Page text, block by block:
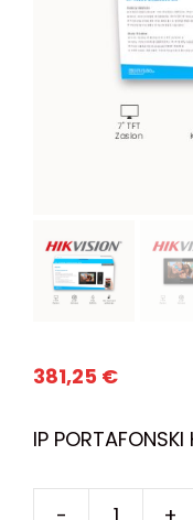
381,25 €
IP PORTAFONSKI